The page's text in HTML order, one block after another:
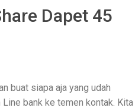
Dapet 45
buat siapa aja yang udah
bank ke temen kontak. Kita